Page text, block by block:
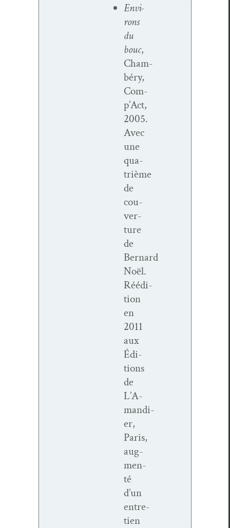
Envi­
rons
du
bouc,
Cham­
béry,
Com­
p’Act,
2005.
Avec
une
qua­
trième
de
cou­
ver­
ture
de
Bernard
Noël.
Réédi­
tion
en
2011
aux
Édi­
tions
de
L’A­
mandi­
er,
Paris,
aug­
men­
té
d’un
entre­
tien